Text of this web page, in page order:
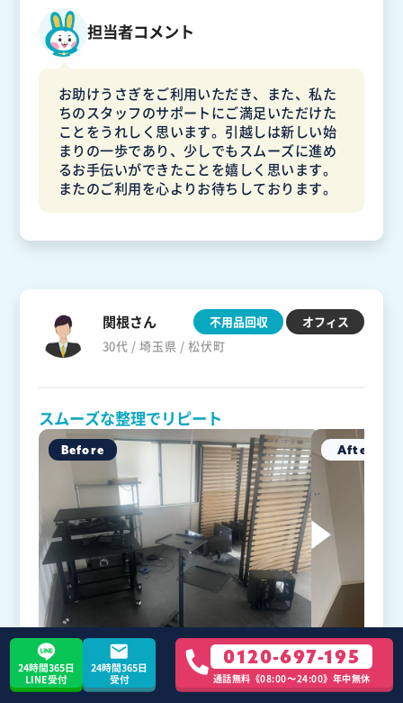
担当者コメント
お助けうさぎをご利用いただき、また、私た
ちのスタッフのサポートにご満足いただけた
ことをうれしく思います。引越しは新しい始
まりの一歩であり、少しでもスムーズに進め
るお手伝いができたことを嬉しく思います。
またのご利用を心よりお待ちしております。
関根さん
30代 / 埼玉県 / 松伏町
不用品回収 オフィス
スムーズな整理でリピート
当社のオフィスにて不用品整理をお願いし、パーテ
ーション、モニター、机、鉄ラック、フロアータイ
ルの回収を依頼しました。以前からお助けうさぎを
24時間365日
LINE受付
24時間365日
受付
0120-697-195
通話無料《08:00〜24:00》年中無休